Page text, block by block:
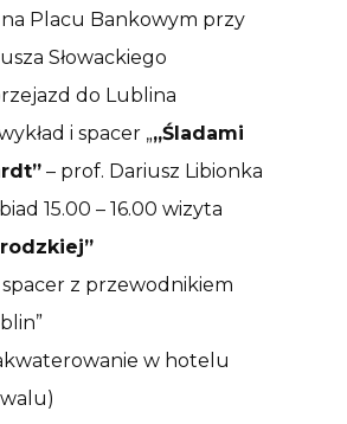
na Placu Bankowym przy
Słowackiego
do Lublina
i spacer „„Śladami
– prof. Dariusz Libionka
15.00 – 16.00 wizyta
spacer z przewodnikiem
w hotelu